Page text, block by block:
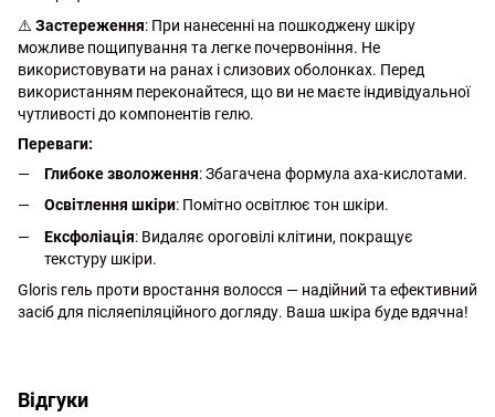
⚠️ Застереження: При нанесенні на пошкоджену шкіру
можливе пощипування та легке почервоніння. Не
використовувати на ранах і слизових оболонках. Перед
використанням переконайтеся, що ви не маєте індивідуальної
чутливості до компонентів гелю.
Переваги:
Глибоке зволоження: Збагачена формула axa-кислотами.
Освітлення шкіри: Помітно освітлює тон шкіри.
Ексфоліація: Видаляє ороговілі клітини, покращує
текстуру шкіри.
Gloris гель проти вростання волосся — надійний та ефективний
засіб для післяепіляційного догляду. Ваша шкіра буде вдячна!
Відгуки